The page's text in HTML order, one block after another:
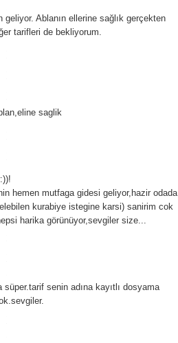
Ablanın ellerine sağlık gerçekten
tarifleri de bekliyorum.
saglik
hemen mutfaga gidesi geliyor,hazir odada
kurabiye istegine karsi) sanirim cok
harika görünüyor,sevgiler size...
senin adına kayıtlı dosyama